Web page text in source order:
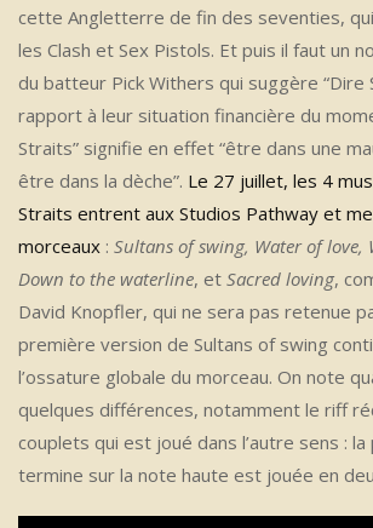
cette Angletterre de fin des seventies,
les Clash et Sex Pistols. Et puis il faut un
du batteur Pick Withers qui suggère “Dire
rapport à leur situation financière du
Straits” signifie en effet “être dans une
être dans la dèche”. Le 27 juillet, les 4
Straits entrent aux Studios Pathway et
morceaux : Sultans of swing, Water of love,
Down to the waterline, et Sacred loving,
David Knopfler, qui ne sera pas retenue
première version de Sultans of swing
l’ossature globale du morceau. On note
quelques différences, notamment le riff
couplets qui est joué dans l’autre sens : la
termine sur la note haute est jouée en